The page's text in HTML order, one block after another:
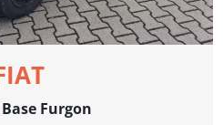
Furgon